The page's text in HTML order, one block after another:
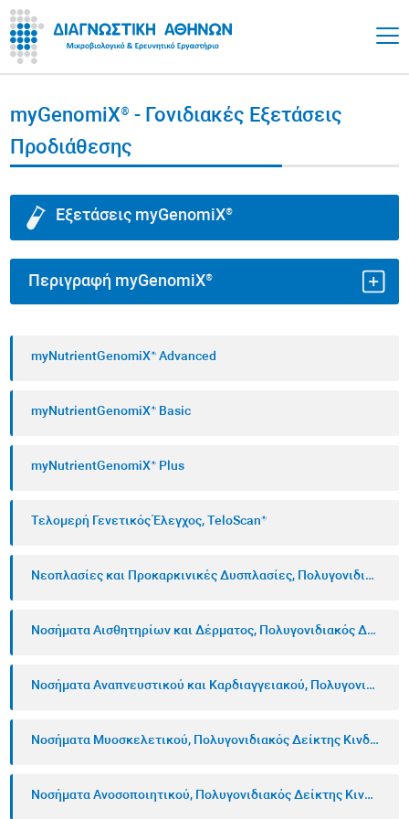
myGenomiX® - Γονιδιακές Εξετάσεις
Προδιάθεσης
Εξετάσεις myGenomiX®
Περιγραφή myGenomiX®
Όταν πρόκειται για την υγεία σας, οι απαντήσεις
βρίσκονται στα γονίδιά σας. Τώρα έχετε ένα
εργαλείο που σας δίνει αυτές τις απαντήσεις.
Με τις Γονιδιακές Εξετάσεις Προδιάθεσης
myGenomiX
πληροφορίες για το γενετικό σας υπόβαθρο και
πώς επηρεάζει την υγεία σας. Μπορεί να μάθετε
τι ρόλο παίζουν τα γονίδιά σας στην υγεία του
πεπτικού συστήματος, πόσο καλά αντιμετωπίζει
το σώμα σας το στρες της σωματικής άσκησης,
ποιος είναι ο κίνδυνος εμφάνισης οστεοπόρωσης
και αρτηριακής υπέρτασης, πώς επηρεάζουν οι
περιβαλλοντικοί παράγοντες τον οργανισμό σας
και να ανακαλύψετε πώς τελικά το γενετικό σας
myNutrientGenomiX® Advanced
myNutrientGenomiX® Basic
myNutrientGenomiX® Plus
Τελομερή Γενετικός Έλεγχος, TeloScan®
Νεοπλασίες και Προκαρκινικές Δυσπλασίες, Πολυγονιδιακός Δείκτης Κινδύνου
Νοσήματα Αισθητηρίων και Δέρματος, Πολυγονιδιακός Δείκτης Κινδύνου
Νοσήματα Αναπνευστικού και Καρδιαγγειακού, Πολυγονιδιακός Δείκτης Κινδύνου
Νοσήματα Μυοσκελετικού, Πολυγονιδιακός Δείκτης Κινδύνου
Νοσήματα Ανοσοποιητικού, Πολυγονιδιακός Δείκτης Κινδύνου